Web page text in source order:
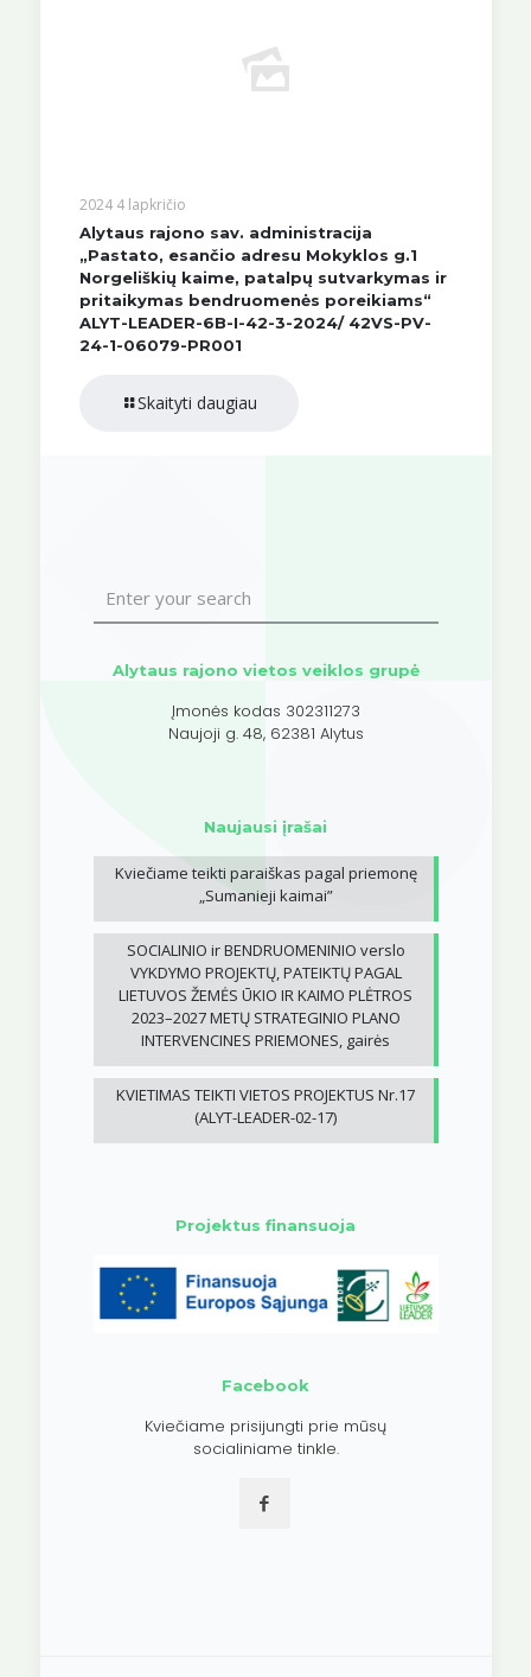
2024 4 lapkričio
Alytaus rajono sav. administracija
„Pastato, esančio adresu Mokyklos g.1
Norgeliškių kaime, patalpų sutvarkymas ir
pritaikymas bendruomenės poreikiams“
ALYT-LEADER-6B-I-42-3-2024/ 42VS-PV-
24-1-06079-PR001
Skaityti daugiau
Alytaus rajono vietos veiklos grupė
Įmonės kodas 302311273
Naujoji g. 48, 62381 Alytus
Naujausi įrašai
Kviečiame teikti paraiškas pagal priemonę
„Sumanieji kaimai”
SOCIALINIO ir BENDRUOMENINIO verslo
VYKDYMO PROJEKTŲ, PATEIKTŲ PAGAL
LIETUVOS ŽEMĖS ŪKIO IR KAIMO PLĖTROS
2023–2027 METŲ STRATEGINIO PLANO
INTERVENCINES PRIEMONES, gairės
KVIETIMAS TEIKTI VIETOS PROJEKTUS Nr.17
(ALYT-LEADER-02-17)
Projektus finansuoja
Facebook
Kviečiame prisijungti prie mūsų
socialiniame tinkle.